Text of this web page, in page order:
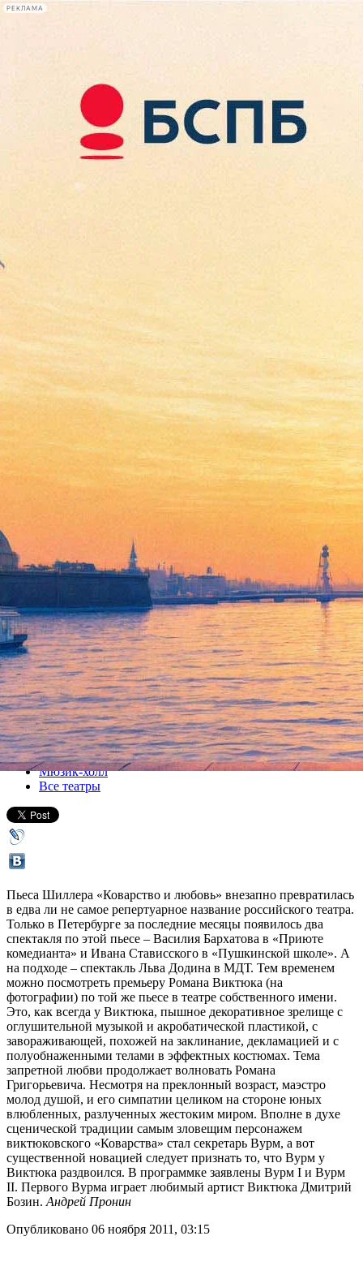
РЕКЛАМА
Сегодня:
2026.08.08
18:11
Афиша Plus
Коварство и любовь
10 ноября 2011, четверг,19.00
Версия для печати
Все спектакли
Мюзик-холл
Все театры
Пьеса Шиллера «Коварство и любовь» внезапно превратилась
в едва ли не самое репертуарное название российского театра.
Только в Петербурге за последние месяцы появилось два
спектакля по этой пьесе – Василия Бархатова в «Приюте
комедианта» и Ивана Стависского в «Пушкинской школе». А
на подходе – спектакль Льва Додина в МДТ. Тем временем
можно посмотреть премьеру Романа Виктюка (на
фотографии) по той же пьесе в театре собственного имени.
Это, как всегда у Виктюка, пышное декоративное зрелище с
оглушительной музыкой и акробатической пластикой, с
завораживающей, похожей на заклинание, декламацией и с
полуобнаженными телами в эффектных костюмах. Тема
запретной любви продолжает волновать Романа
Григорьевича. Несмотря на преклонный возраст, маэстро
молод душой, и его симпатии целиком на стороне юных
влюбленных, разлученных жестоким миром. Вполне в духе
сценической традиции самым зловещим персонажем
виктюковского «Коварства» стал секретарь Вурм, а вот
существенной новацией следует признать то, что Вурм у
Виктюка раздвоился. В программке заявлены Вурм I и Вурм
II. Первого Вурма играет любимый артист Виктюка Дмитрий
Бозин. Андрей Пронин
Опубликовано 06 ноября 2011, 03:15